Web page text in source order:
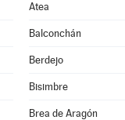
Atea
Balconchán
Berdejo
Bisimbre
Brea de Aragón